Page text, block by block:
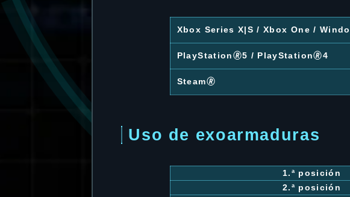
Xbox Series X|S / Xbox One /
PlayStation🄬5 / PlayStation🄬4
Steam🄬
Uso de exoarmaduras
1.ª posición
2.ª posición